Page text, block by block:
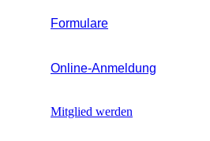
Formulare
Online-Anmeldung
Mitglied werden